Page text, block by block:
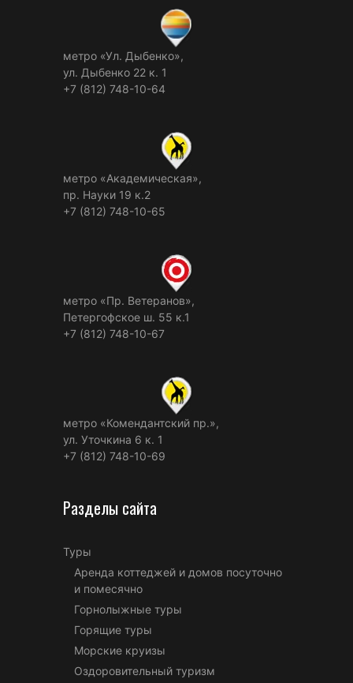
метро «Ул. Дыбенко»,
ул. Дыбенко 22 к. 1
+7 (812) 748-10-64
метро «Академическая»,
пр. Науки 19 к.2
+7 (812) 748-10-65
метро «Пр. Ветеранов»,
Петергофское ш. 55 к.1
+7 (812) 748-10-67
метро «Комендантский пр.»,
ул. Уточкина 6 к. 1
+7 (812) 748-10-69
Разделы сайта
Туры
Аренда коттеджей и домов посуточно
и помесячно
Горнолыжные туры
Горящие туры
Морские круизы
Оздоровительный туризм